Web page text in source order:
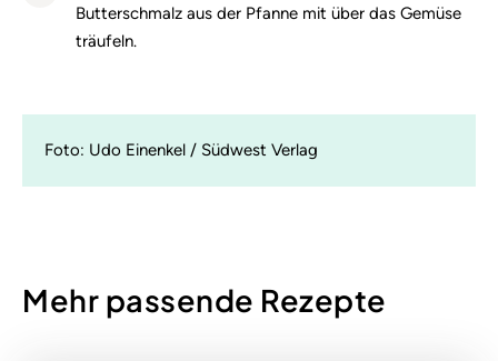
Butterschmalz aus der Pfanne mit über das Gemüse
träufeln.
Foto: Udo Einenkel / Südwest Verlag
Mehr passende Rezepte